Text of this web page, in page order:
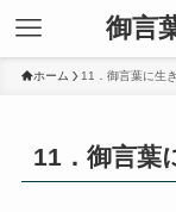
御言
ホーム 11．御言葉に生
11．御言葉